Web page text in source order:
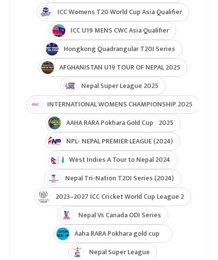
ICC Womens T20 World Cup Asia Qualifier
ICC U19 MENS CWC Asia Qualifier
Hongkong Quadrangular T20I Series
AFGHANISTAN U19 TOUR OF NEPAL 2025
Nepal Super League 2025
INTERNATIONAL WOMENS CHAMPIONSHIP 2025
AAHA RARA Pokhara Gold Cup 2025
NPL- NEPAL PREMIER LEAGUE (2024)
West Indies A Tour to Nepal 2024
Nepal Tri-Nation T20I Series (2024)
2023–2027 ICC Cricket World Cup League 2
Nepal Vs Canada ODI Series
Aaha RARA Pokhara gold cup
Nepal Super League